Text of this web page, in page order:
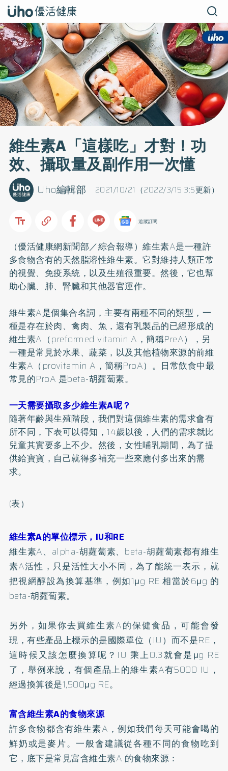
維生素A「這樣吃」才對！功
效、攝取量及副作用一次懂
2021/10/21（2022/3/15 3:5更新）
Uho編輯部
追蹤訂閱
（優活健康網新聞部／綜合報導）維生素A是一種許
多食物含有的天然脂溶性維生素。它對維持人類正常
的視覺、免疫系統，以及生殖很重要。然後，它也幫
助心臟、肺、腎臟和其他器官運作。
維生素A是個集合名詞，主要有兩種不同的類型，一
種是存在於肉、禽肉、魚，還有乳製品的已經形成的
維生素A（preformed vitamin A，簡稱PreA），另
一種是常見於水果、蔬菜，以及其他植物來源的前維
生素A（provitamin A，簡稱ProA）。日常飲食中最
常見的ProA 是beta-胡蘿蔔素。
一天需要攝取多少維生素A呢？
隨著年齡與生殖階段，我們對這個維生素的需求會有
所不同，下表可以得知，14歲以後，人們的需求就比
兒童其實要多上不少。然後，女性哺乳期間，為了提
供給寶寶，自己就得多補充一些來應付多出來的需
求。
(表）
維生素A的單位標示，IU和RE
維生素A、alpha-胡蘿蔔素、beta-胡蘿蔔素都有維生
素A活性，只是活性大小不同，為了能統一表示，就
把視網醇設為換算基準，例如1μg RE 相當於6μg 的
beta-胡蘿蔔素。
另外，如果你去買維生素A的保健食品，可能會發
現，有些產品上標示的是國際單位（IU）而不是RE，
這時候又該怎麼換算呢？IU 乘上0.3就會是μg RE
了，舉例來說，有個產品上的維生素A有5000 IU，
經過換算後是1,500μg RE。
富含維生素A的食物來源
許多食物都含有維生素A，例如我們每天可能會喝的
鮮奶或是麥片。一般會建議從各種不同的食物吃到
它，底下是常見富含維生素A 的食物來源：